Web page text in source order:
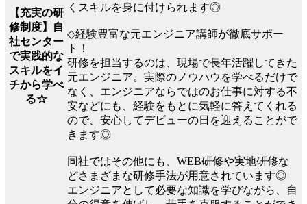
【充実の研
修制度】自
社センター
で実践的な
スキルをイ
チから学べ
る☆
くスキルを身に付けられます◎
◇経験豊富な元エンジニア講師が徹底サポー
ト！
研修を担当するのは、現場で長年活躍してきた
元エンジニア。実際のノウハウを学べるだけで
なく、エンジニアならではのお仕事に対する不
安などにも、経験をもとに気軽に答えてくれる
ので、安心してデビューの日を迎えることがで
きます◎
同社ではその他にも、WEB研修や実地研修な
どさまざまな研修手法が用意されています◎
エンジニアとして必要な知識を学びながら、自